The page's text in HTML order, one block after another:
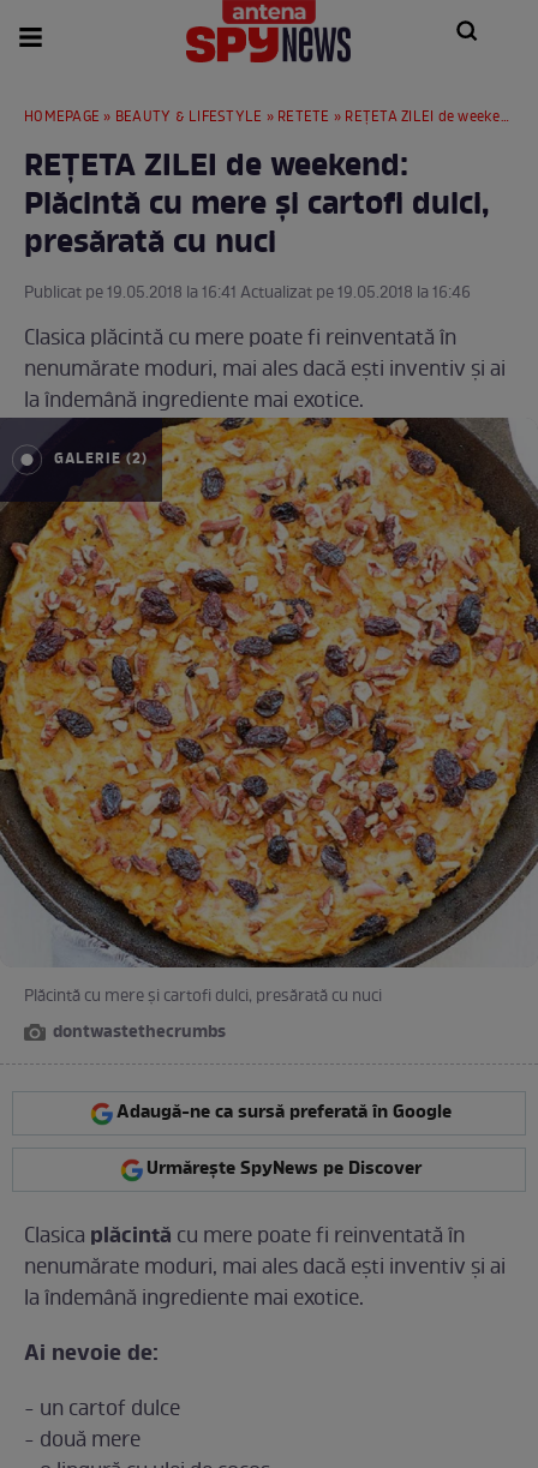
HOMEPAGE » BEAUTY & LIFESTYLE » RETETE » REȚETA ZILEI de weekend: Plăcintă cu mere și cartofi dulci, presărată cu nuci
REȚETA ZILEI de weekend:
Plăcintă cu mere și cartofi dulci,
presărată cu nuci
Publicat pe 19.05.2018 la 16:41 Actualizat pe 19.05.2018 la 16:46
Clasica plăcintă cu mere poate fi reinventată în
nenumărate moduri, mai ales dacă ești inventiv și ai
la îndemână ingrediente mai exotice.
GALERIE (2)
Plăcintă cu mere și cartofi dulci, presărată cu nuci
dontwastethecrumbs
Adaugă-ne ca sursă preferată în Google
Urmărește SpyNews pe Discover
Clasica plăcintă cu mere poate fi reinventată în
nenumărate moduri, mai ales dacă ești inventiv și ai
la îndemână ingrediente mai exotice.
Ai nevoie de:
- un cartof dulce
- două mere